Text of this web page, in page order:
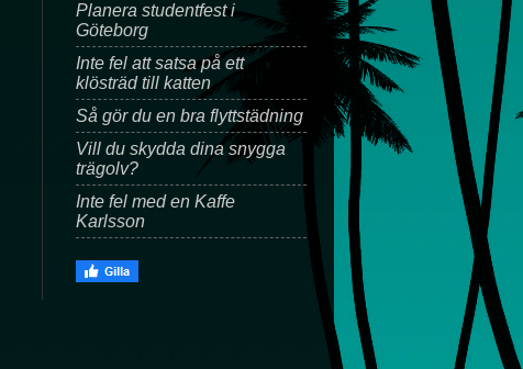
Planera studentfest i
Göteborg
Inte fel att satsa på ett
klösträd till katten
Så gör du en bra flyttstädning
Vill du skydda dina snygga
trägolv?
Inte fel med en Kaffe
Karlsson